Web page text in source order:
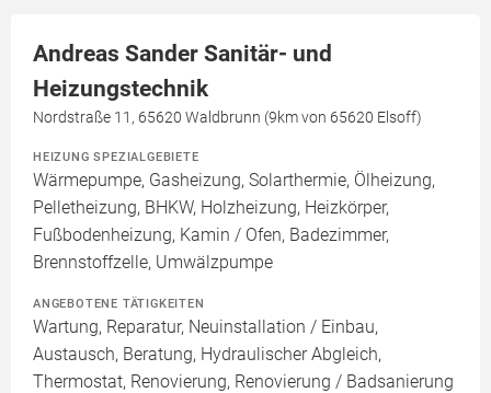
Andreas Sander Sanitär- und
Heizungstechnik
Nordstraße 11, 65620 Waldbrunn (9km von 65620 Elsoff)
HEIZUNG SPEZIALGEBIETE
Wärmepumpe, Gasheizung, Solarthermie, Ölheizung,
Pelletheizung, BHKW, Holzheizung, Heizkörper,
Fußbodenheizung, Kamin / Ofen, Badezimmer,
Brennstoffzelle, Umwälzpumpe
ANGEBOTENE TÄTIGKEITEN
Wartung, Reparatur, Neuinstallation / Einbau,
Austausch, Beratung, Hydraulischer Abgleich,
Thermostat, Renovierung, Renovierung / Badsanierung